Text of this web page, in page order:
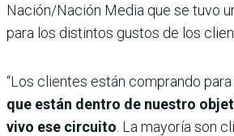
Nación/Nación Media que se tuvo
para los distintos gustos de los
“Los clientes están comprando
que están dentro de nuestro
vivo ese circuito . La mayoría son